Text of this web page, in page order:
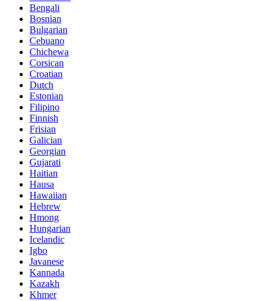
Bengali
Bosnian
Bulgarian
Cebuano
Chichewa
Corsican
Croatian
Dutch
Estonian
Filipino
Finnish
Frisian
Galician
Georgian
Gujarati
Haitian
Hausa
Hawaiian
Hebrew
Hmong
Hungarian
Icelandic
Igbo
Javanese
Kannada
Kazakh
Khmer